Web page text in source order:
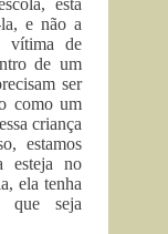
está
e não a
vítima de
de um
ser
como um
criança
estamos
esteja no
ela tenha
que seja